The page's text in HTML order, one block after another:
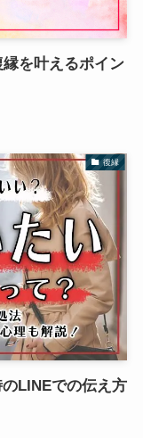
を叶えるポイン
復縁
のLINEでの伝え方